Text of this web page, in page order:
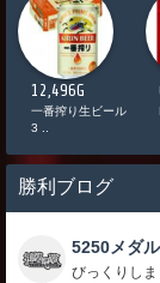
12,496G
一番搾り生ビール
3 ..
勝利ブログ
5250メダ
びっくりし